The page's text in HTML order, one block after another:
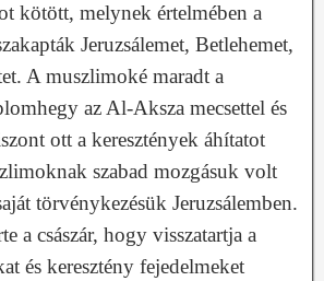
kötött, melynek értelmében a
Jeruzsálemet, Betlehemet,
A muszlimoké maradt a
az Al-Aksza mecsettel és
ott a keresztények áhítatot
szabad mozgásuk volt
törvénykezésük Jeruzsálemben.
a császár, hogy visszatartja a
és keresztény fejedelmeket